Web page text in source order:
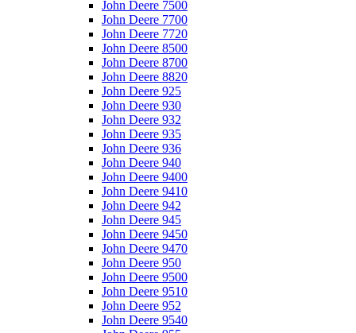
John Deere 7500
John Deere 7700
John Deere 7720
John Deere 8500
John Deere 8700
John Deere 8820
John Deere 925
John Deere 930
John Deere 932
John Deere 935
John Deere 936
John Deere 940
John Deere 9400
John Deere 9410
John Deere 942
John Deere 945
John Deere 9450
John Deere 9470
John Deere 950
John Deere 9500
John Deere 9510
John Deere 952
John Deere 9540